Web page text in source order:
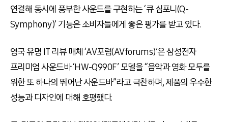
연결해 동시에 풍부한 사운드를 구현하는 ‘큐 심포니(Q-
Symphony)’ 기능은 소비자들에게 좋은 평가를 받고 있다.
영국 유명 IT 리뷰 매체 ‘AV포럼(AVforums)’은 삼성전자
프리미엄 사운드바 ‘HW-Q990F’ 모델을 “음악과 영화 모두를
위한 또 하나의 뛰어난 사운드바”라고 극찬하며, 제품의 우수한
성능과 디자인에 대해 호평했다.